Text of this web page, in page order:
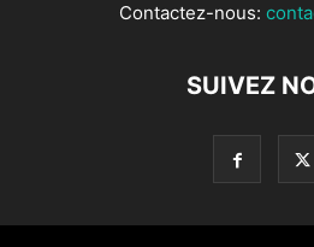
Contactez-nous:
SUIVEZ